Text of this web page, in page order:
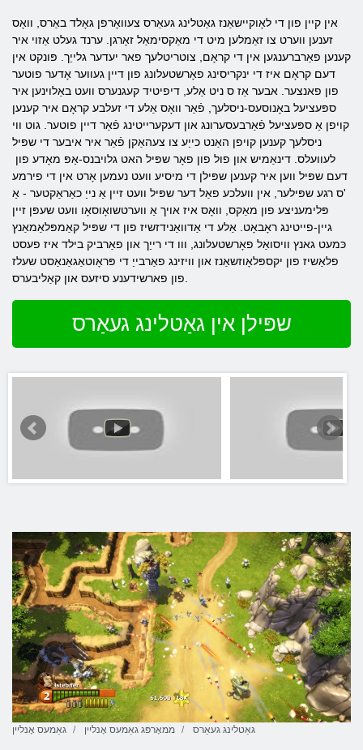
אין קיין פון די לאָוקיישאַנז גאַטלינג געאַרס צעוואָרפן גאָלד באַרס, וואָס
זענען ווערט צו זאַמלען מיט די מאַקסימאַל זאָרגן. ערנד געלט אַזוי איר
קענען פאַרברענגען אין די קראָם, צוטריטלעך פאר יעדער גלייַך. פּונקט אין
דעם קראָם איז די ינקריסינג פאָרשטעלונג פון דיין געווער אָדער פוטער
פון פאנצער. אבער אַז ס ניט אַלע, דיפיטיד קעגנערס וועט באַלוינען איר
ספּעציעל באָנוסעס-ניסלעך, פֿאַר וואָס אַלע די זעלבע קראָם איר קענען
קויפן אַ ספּעציעל פֿאַרבעסערונג און דעקערייטינג פֿאַר דיין פוטער. גוט ווי
ניסלעך קענען קויפן האַנט כייַע צו צעהאַקן פֿאַר איר איבער די שפּיל
לעוועלס. דינאַמיש און פול פון פאָר שפּיל האט גלויבנס-אַפּ מאָדע פון ​​
דעם שפּיל ווען איר קענען שפּילן די מיסיע וועט נעמען אָרט אין די פירמע
'ס רגע שפּילער, אין וועלכע פאַל דער שפּיל וועט זיין אַ נייַ כאַראַקטער - אַ
פּלימעניצע פון ​​מאַקס, וואָס איז אויך אַ ווערטשואָוסאָו וועט שעפּן זיין
גיין-פייטינג ראָבאָט. אַלע די אַדוואַנידזשיז פון די שפּיל קאַמפּלאַמאַנץ
כּמעט גאנץ וויסואַל פאָרשטעלונג, ווו די רייַך און פאַרביק בילד איז פעסט
פלאַשיז פון יקספּלאָוזשאַנז און וויזינג פאַרבייַ די פּראָוטאַגאַנאַסט שעלז
שפּילן אין גאַטלינג געאַרס
גאַמעס אָנליין ממאָרפּג גאַמעס אָנליין גאַטלינג געאַרס